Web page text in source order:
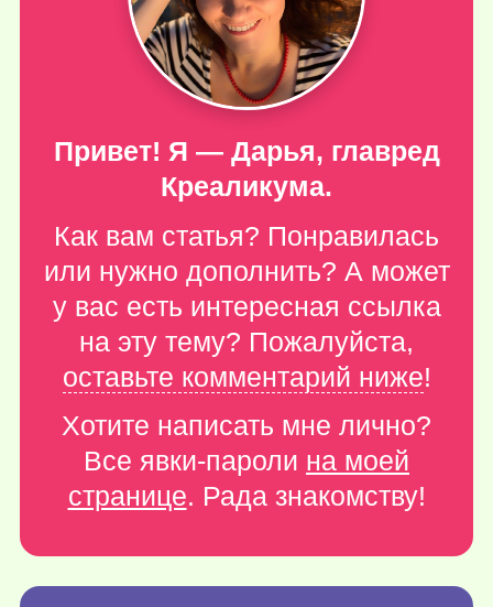
Привет! Я — Дарья, главред
Креаликума.
Как вам статья? Понравилась
или нужно дополнить? А может
у вас есть интересная ссылка
на эту тему? Пожалуйста,
оставьте комментарий ниже!
Хотите написать мне лично?
Все явки-пароли на моей
странице. Рада знакомству!